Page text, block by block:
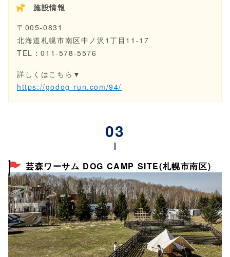
施設情報
〒005-0831
北海道札幌市南区中ノ沢1丁目11-17
TEL：011-578-5576
詳しくはこちら▼
https://godog-run.com/94/
芸森ワーサム DOG CAMP SITE(札幌市南区)